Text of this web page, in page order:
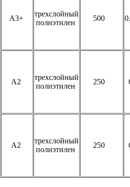
А3+
трехслойный
полиэтилен
500
А2
трехслойный
полиэтилен
250
А2
трехслойный
полиэтилен
250